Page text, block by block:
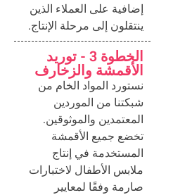
إضافية على العملاء الذين
ينتقلون إلى مرحلة الإنتاج.
الخطوة 3 - توريد
الأقمشة والزخارف
نستورد المواد الخام من
شبكتنا من الموردين
المعتمدين والموثوقين.
تخضع جميع الأقمشة
المستخدمة في إنتاج
ملابس الأطفال لاختبارات
صارمة وفقًا لمعايير